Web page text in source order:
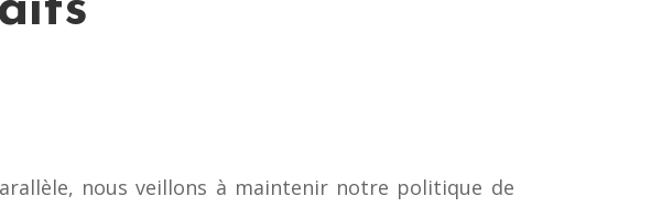
nous veillons à maintenir notre politique de